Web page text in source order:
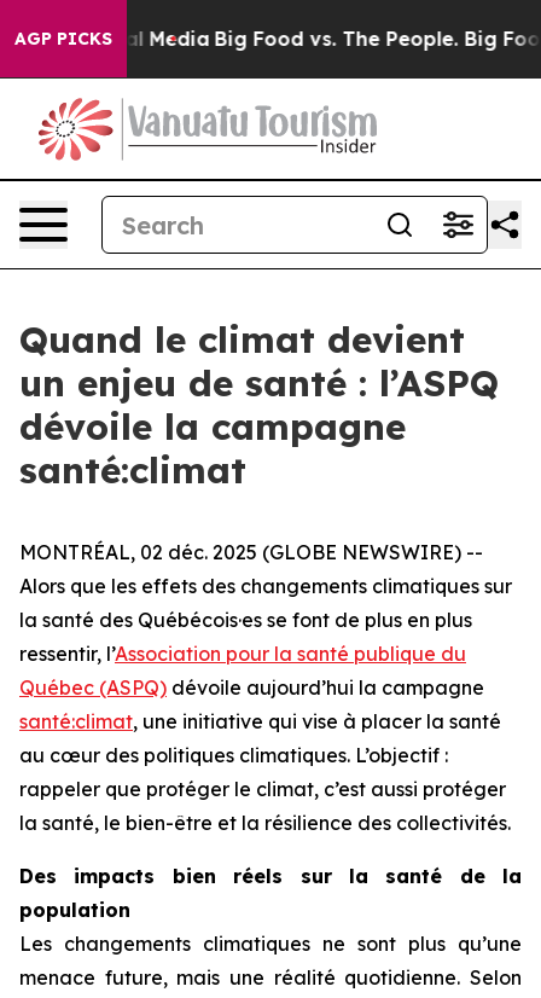
AGP PICKS
Social Media Big Food vs. The People. Big Food’s
Quand le climat devient
un enjeu de santé : l’ASPQ
dévoile la campagne
santé:climat
MONTRÉAL, 02 déc. 2025 (GLOBE NEWSWIRE) --
Alors que les effets des changements climatiques sur
la santé des Québécois·es se font de plus en plus
ressentir, l’Association pour la santé publique du
Québec (ASPQ) dévoile aujourd’hui la campagne
santé:climat, une initiative qui vise à placer la santé
au cœur des politiques climatiques. L’objectif :
rappeler que protéger le climat, c’est aussi protéger
la santé, le bien-être et la résilience des collectivités.
Des impacts bien réels sur la santé de la
population
Les changements climatiques ne sont plus qu’une
menace future, mais une réalité quotidienne. Selon